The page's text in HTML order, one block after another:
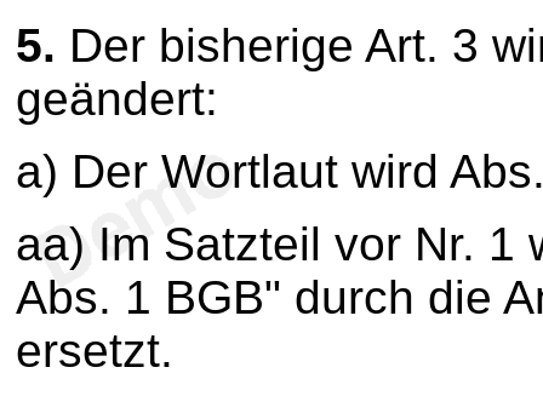
5. Der bisherige Art. 3
geändert:
a) Der Wortlaut wird
aa) Im Satzteil vor Nr. 1
Abs. 1 BGB" durch die
ersetzt.